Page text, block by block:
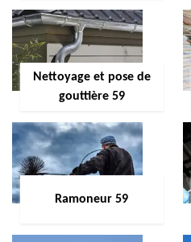
Nettoyage et pose de
gouttière 59
Ramoneur 59